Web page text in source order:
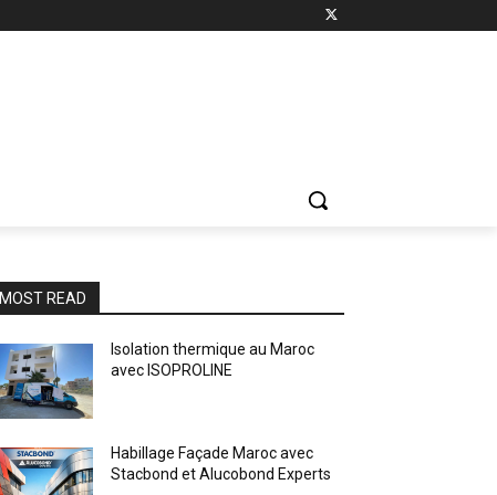
MOST READ
Isolation thermique au Maroc
avec ISOPROLINE
Habillage Façade Maroc avec
Stacbond et Alucobond Experts